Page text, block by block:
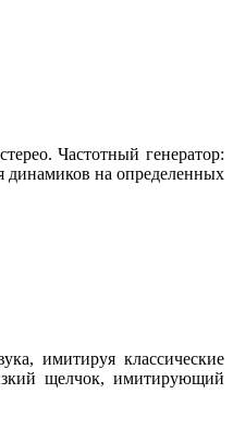
Частотный генератор:
динамиков на определенных
имитируя классические
щелчок, имитирующий